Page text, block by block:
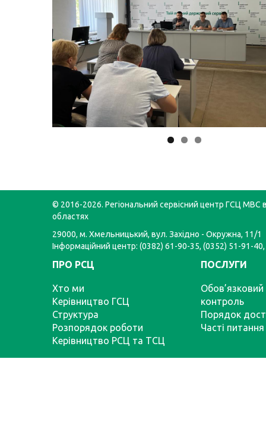
© 2016-2026. Регіональний сервісний центр ГСЦ МВС
областях
29000, м. Хмельницький, вул. Західно - Окружна, 11/1
Інформаційний центр: (0382) 61-90-35, (0352) 51-91-
ПРО РСЦ
Хто ми
Керівництво ГСЦ
Структура
Розпорядок роботи
Керівництво РСЦ та ТСЦ
ПОСЛУГИ
Обов’язковий
контроль
Порядок
Часті питання